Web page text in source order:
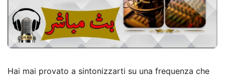
Hai mai provato a sintonizzarti su una frequenza che